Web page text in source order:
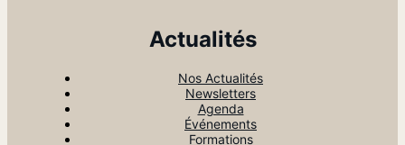
Actualités
Nos Actualités
Newsletters
Agenda
Événements
Formations